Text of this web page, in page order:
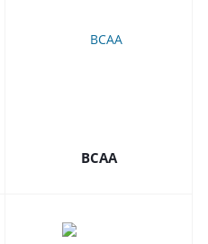
BCAA